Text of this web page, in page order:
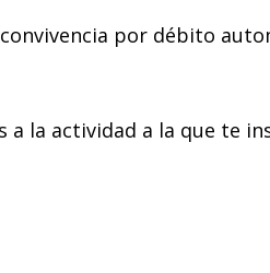
por débito
a la actividad a la que te